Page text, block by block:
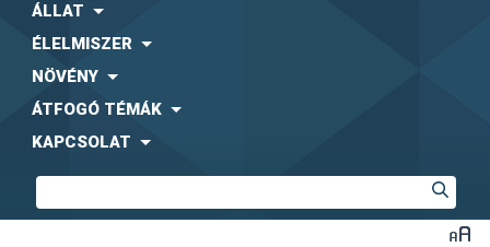
ÁLLAT
ÉLELMISZER
NÖVÉNY
ÁTFOGÓ TÉMÁK
KAPCSOLAT